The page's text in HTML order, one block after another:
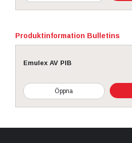
Produktinformation Bulletins
Emulex AV PIB
Öppna